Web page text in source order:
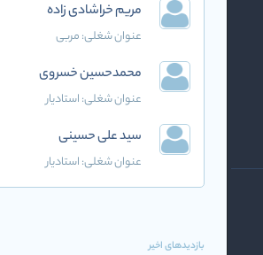
مریم خراشادی زاده
عنوان شغلی:مربی
محمدحسین خسروی
عنوان شغلی:استادیار
سید علی حسینی
عنوان شغلی:استادیار
بازدیدهای اخیر